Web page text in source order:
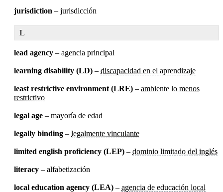
jurisdiction – jurisdicción
L
lead agency – agencia principal
learning disability (LD) – discapacidad en el aprendizaje
least restrictive environment (LRE) – ambiente lo menos
restrictivo
legal age – mayoría de edad
legally binding – legalmente vinculante
limited english proficiency (LEP) – dominio limitado del inglés
literacy – alfabetización
local education agency (LEA) – agencia de educación local